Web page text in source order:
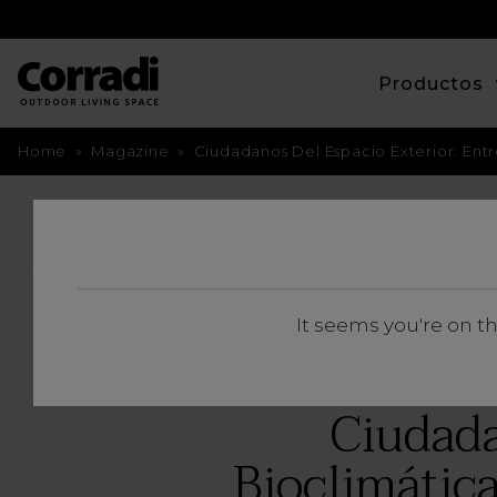
It seems you're on
Productos
Home » Magazine » Ciudadanos Del Espacio Exterior: